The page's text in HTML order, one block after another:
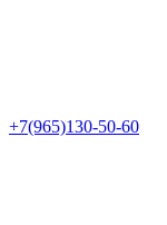
+7(965)130-50-60